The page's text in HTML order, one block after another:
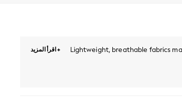
Lightweight, breathable fabrics
linen puff-sleeve styles are
between €34 and €118, in midi
+ اقرأ المزيد